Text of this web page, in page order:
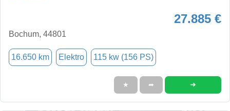
27.885 €
Bochum, 44801
16.650 km Elektro 115 kw (156 PS)
★ ➦ ➜